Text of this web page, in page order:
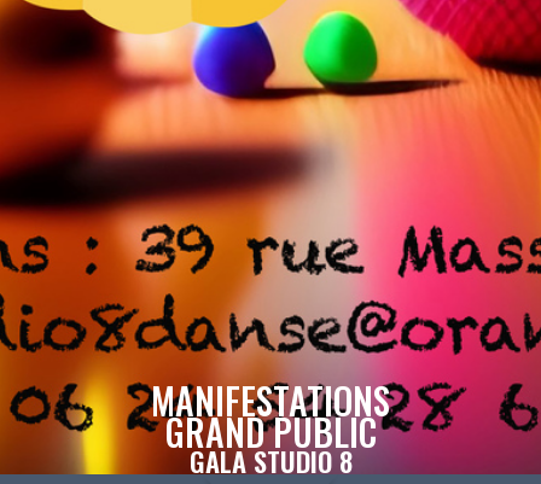
MANIFESTATIONS
GRAND PUBLIC
GALA STUDIO 8